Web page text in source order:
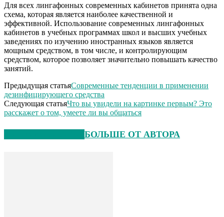
Для всех лингафонных современных кабинетов принята одна
схема, которая является наиболее качественной и
эффективной. Использование современных лингафонных
кабинетов в учебных программах школ и высших учебных
заведениях по изучению иностранных языков является
мощным средством, в том числе, и контролирующим
средством, которое позволяет значительно повышать качество
занятий.
Предыдущая статьяСовременные тенденции в применении
дезинфицирующего средства
Следующая статьяЧто вы увидели на картинке первым? Это
расскажет о том, умеете ли вы общаться
БОЛЬШЕ ОТ АВТОРА